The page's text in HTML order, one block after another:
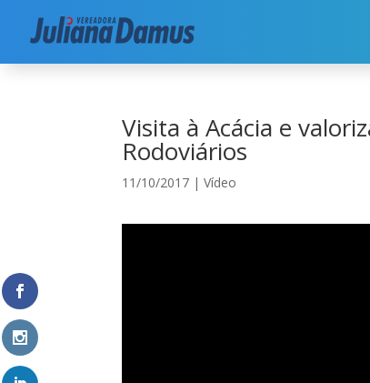
Início|Vídeo
Visita à Acácia e
Rodoviários
11/10/2017 |Vídeo